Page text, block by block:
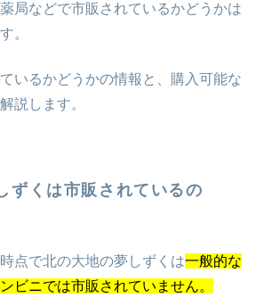
局などで市販されているかどうかは
。
いるかどうかの情報と、購入可能な
説します。
ずくは市販されているの
点で北の大地の夢しずくは一般的な
ビニでは市販されていません。